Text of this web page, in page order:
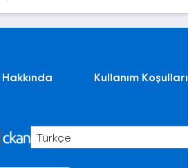
Hakkında Kullanım Koşulları